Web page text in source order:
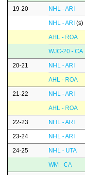
19-20 NHL - ARI
NHL - ARI (s)
AHL - ROA
WJC-20 - CA
20-21 NHL - ARI
AHL - ROA
21-22 NHL - ARI
AHL - ROA
22-23 NHL - ARI
23-24 NHL - ARI
24-25 NHL - UTA
WM - CA